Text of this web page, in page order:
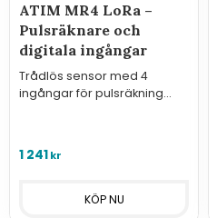
ATIM MR4 LoRa –
Pulsräknare och
digitala ingångar
Trådlös sensor med 4
ingångar för pulsräkning
1 241kr